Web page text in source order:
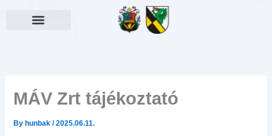
MÁV Zrt tájékoztató
By hunbak/2025.06.11.